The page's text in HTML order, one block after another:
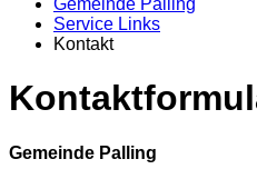
Service Links
Kontakt
Gemeinde Palling